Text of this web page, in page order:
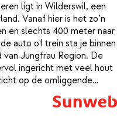
ligt in Wilderswil, een
Vanaf hier is het zo’n
en slechts 400 meter naar
auto of trein sta je binnen
Jungfrau Region. De
ingericht met veel hout
op de omliggende
je na alle inspanningen
dan gezellig aan in het